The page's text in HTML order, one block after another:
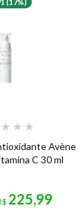
(17%)
★ ★ ★
Avène
C 30 ml
225,99